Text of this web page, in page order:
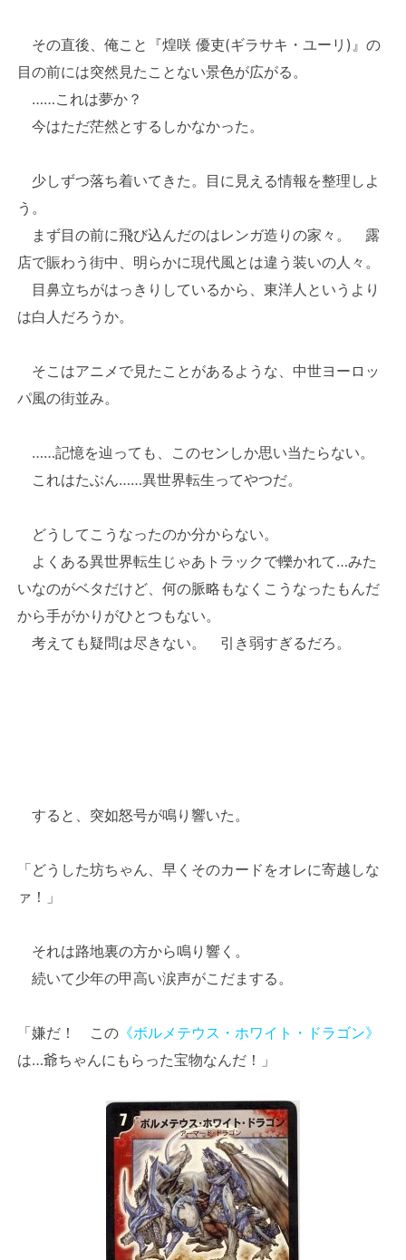
その直後、俺こと『煌咲 優吏(ギラサキ・ユーリ)』の
目の前には突然見たことない景色が広がる。
……これは夢か？
今はただ茫然とするしかなかった。
少しずつ落ち着いてきた。目に見える情報を整理しよ
う。
まず目の前に飛び込んだのはレンガ造りの家々。 露
店で賑わう街中、明らかに現代風とは違う装いの人々。
目鼻立ちがはっきりしているから、東洋人というより
は白人だろうか。
そこはアニメで見たことがあるような、中世ヨーロッ
パ風の街並み。
……記憶を辿っても、このセンしか思い当たらない。
これはたぶん……異世界転生ってやつだ。
どうしてこうなったのか分からない。
よくある異世界転生じゃあトラックで轢かれて…みた
いなのがベタだけど、何の脈略もなくこうなったもんだ
から手がかりがひとつもない。
考えても疑問は尽きない。 引き弱すぎるだろ。
すると、突如怒号が鳴り響いた。
「どうした坊ちゃん、早くそのカードをオレに寄越しな
ァ！」
それは路地裏の方から鳴り響く。
続いて少年の甲高い涙声がこだまする。
「嫌だ！ この 《ボルメテウス・ホワイト・ドラゴン》
は…爺ちゃんにもらった宝物なんだ！」